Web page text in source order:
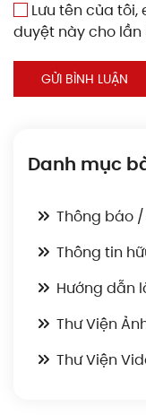
Lưu tên của
duyệt này cho
GỬI BÌNH LUẬN
Danh mục
Thông báo
Thông tin
Hướng dẫn
Thư Viện
Thư Viện